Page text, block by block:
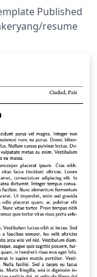
jakeryang/resume